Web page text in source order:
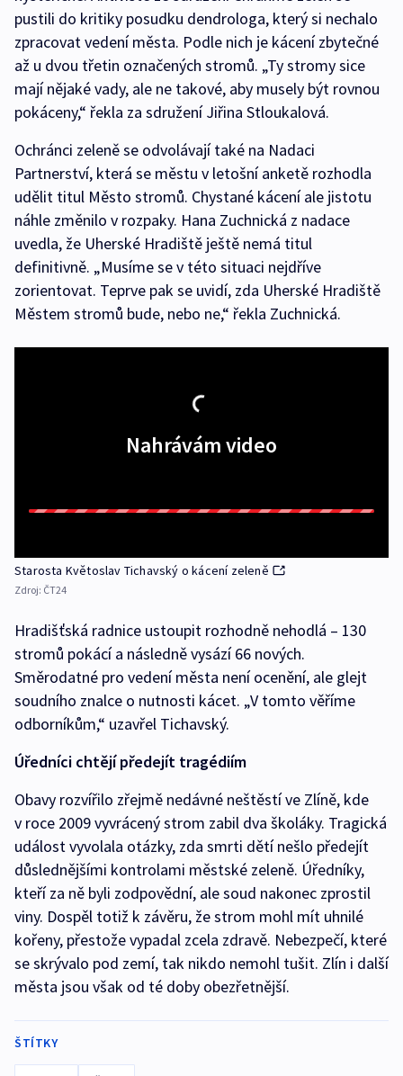
pustili do kritiky posudku dendrologa, který si nechalo
zpracovat vedení města. Podle nich je kácení zbytečné
až u dvou třetin označených stromů. „Ty stromy sice
mají nějaké vady, ale ne takové, aby musely být rovnou
pokáceny,“ řekla za sdružení Jiřina Stloukalová.
Ochránci zeleně se odvolávají také na Nadaci
Partnerství, která se městu v letošní anketě rozhodla
udělit titul Město stromů. Chystané kácení ale jistotu
náhle změnilo v rozpaky. Hana Zuchnická z nadace
uvedla, že Uherské Hradiště ještě nemá titul
definitivně. „Musíme se v této situaci nejdříve
zorientovat. Teprve pak se uvidí, zda Uherské Hradiště
Městem stromů bude, nebo ne,“ řekla Zuchnická.
Nahrávám video
Starosta Květoslav Tichavský o kácení zeleně
Zdroj: ČT24
Hradišťská radnice ustoupit rozhodně nehodlá – 130
stromů pokácí a následně vysází 66 nových.
Směrodatné pro vedení města není ocenění, ale glejt
soudního znalce o nutnosti kácet. „V tomto věříme
odborníkům,“ uzavřel Tichavský.
Úředníci chtějí předejít tragédiím
Obavy rozvířilo zřejmě nedávné neštěstí ve Zlíně, kde
v roce 2009 vyvrácený strom zabil dva školáky. Tragická
událost vyvolala otázky, zda smrti dětí nešlo předejít
důslednějšími kontrolami městské zeleně. Úředníky,
kteří za ně byli zodpovědní, ale soud nakonec zprostil
viny. Dospěl totiž k závěru, že strom mohl mít uhnilé
kořeny, přestože vypadal zcela zdravě. Nebezpečí, které
se skrývalo pod zemí, tak nikdo nemohl tušit. Zlín i další
města jsou však od té doby obezřetnější.
ŠTÍTKY